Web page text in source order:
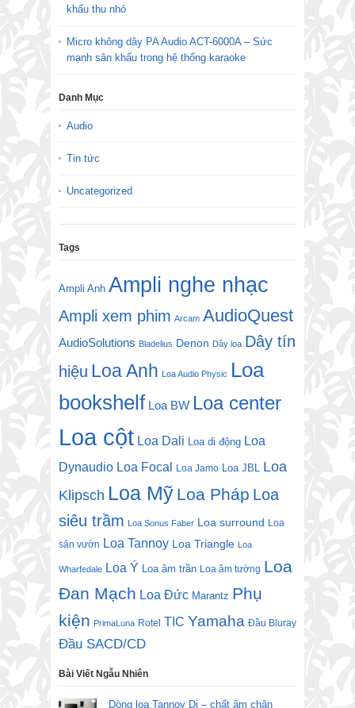
khấu thu nhỏ
Micro không dây PA Audio ACT-6000A – Sức
mạnh sân khấu trong hệ thống karaoke
Danh Mục
Audio
Tin tức
Uncategorized
Tags
Ampli Anh Ampli nghe nhạc
Ampli xem phim Arcam AudioQuest
AudioSolutions Bladelius Denon Dây loa Dây tín
hiệu Loa Anh Loa Audio Physic Loa
bookshelf Loa BW Loa center
Loa cột Loa Dali Loa di động Loa
Dynaudio Loa Focal Loa Jamo Loa JBL Loa
Klipsch Loa Mỹ Loa Pháp Loa
siêu trầm Loa Sonus Faber Loa surround Loa
sân vườn Loa Tannoy Loa Triangle Loa
Wharfedale Loa Ý Loa âm trần Loa âm tường Loa
Đan Mạch Loa Đức Marantz Phụ
kiện PrimaLuna Rotel TIC Yamaha Đầu Bluray
Đầu SACD/CD
Bài Viết Ngẫu Nhiên
Dòng loa Tannoy Di – chất âm chân